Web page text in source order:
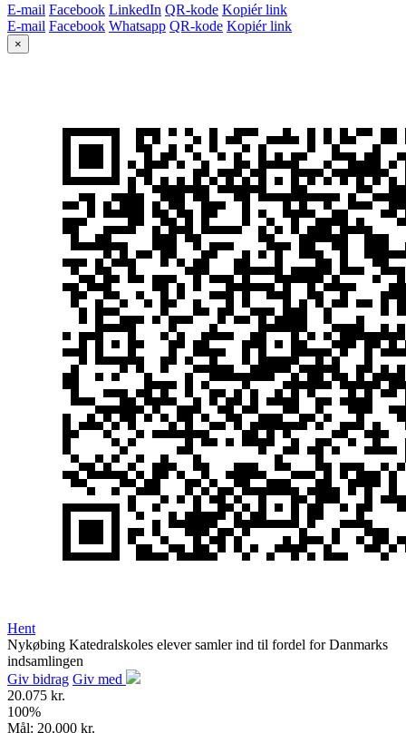
E-mail Facebook LinkedIn QR-kode Kopiér link
E-mail Facebook Whatsapp QR-kode Kopiér link
×
Hent
Nykøbing Katedralskoles elever samler ind til fordel for Danmarks
indsamlingen
Giv bidrag Giv med
20.075 kr.
100%
Mål: 20.000 kr.